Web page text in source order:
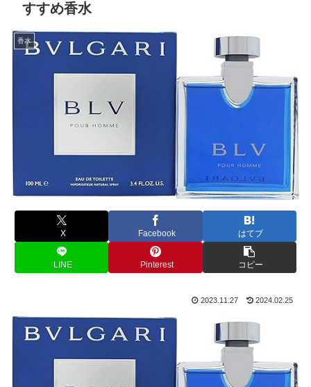
すすめ香水
香水
X Facebook はてブ
LINE Pinterest コピー
2023.11.27 2024.02.25